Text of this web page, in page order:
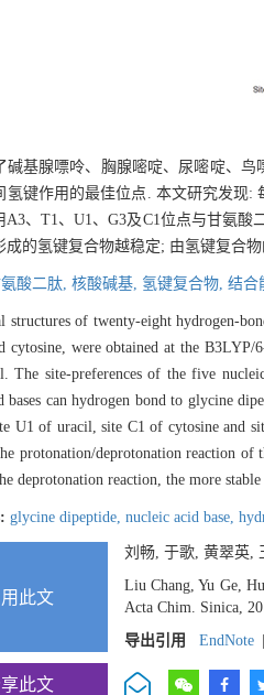
碱基腺嘌呤、胸腺嘧啶、尿嘧啶、
氢键作用的最佳位点. 本文研究发现:
A3、T1、U1、G3及C1位点与甘氨
成的氢键复合物越稳定; 由氢键复合
酸二肽, 核酸碱基, 氢键复合物, 结合
structures of twenty-eight hydrogen-
cytosine, were obtained at the
The site-preferences of the five
bases can hydrogen bond to glycine
U1 of uracil, site C1 of cytosine and
protonation/deprotonation reaction of
deprotonation reaction, the more
glycine dipeptide, nucleic acid base,
此文
刘畅, 于歌, 黄翠英,
Liu Chang, Yu Ge,
Acta Chim. Sinica,
导出引用
EndNote
此文